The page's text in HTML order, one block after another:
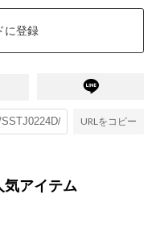
に登録
URLをコピー
アイテム